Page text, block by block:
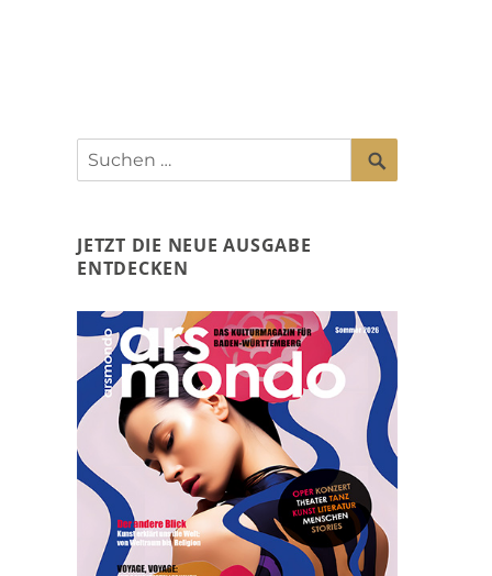
Suchen
nach:
SUCHEN
JETZT DIE NEUE AUSGABE
ENTDECKEN